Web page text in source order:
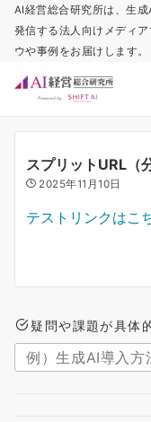
AI経営総合研究所は、生
発信する法人向けメディ
ウや事例をお届けします。
スプリットURL（
2025年11月10日
テストリンクはこ
疑問や課題が具体